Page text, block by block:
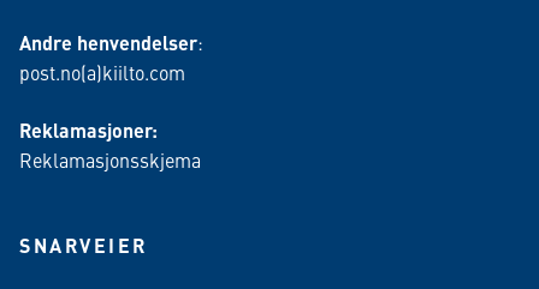
Andre henvendelser:
post.no(a)kiilto.com
Reklamasjoner:
Reklamasjonsskjema
SNARVEIER